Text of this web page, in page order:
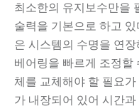
최소한의 유지보수만을
술력을 기본으로 하고
은 시스템의 수명을 연
베어링을 빠르게 조정할
체를 교체해야 할 필요
가 내장되어 있어 시간